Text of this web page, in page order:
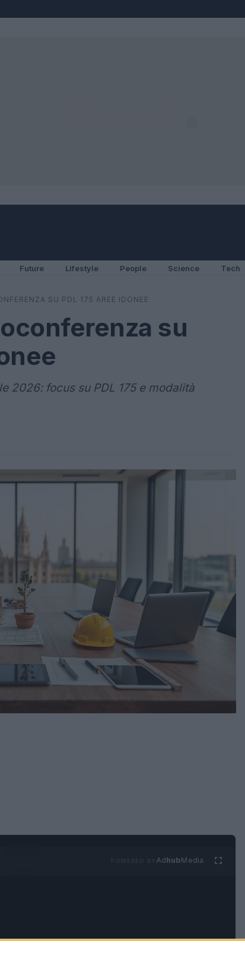
Future Lifestyle People Science Tech
SU PDL 175 AREE IDONEE
su
2026: focus su PDL 175 e modalità
AdhubMedia